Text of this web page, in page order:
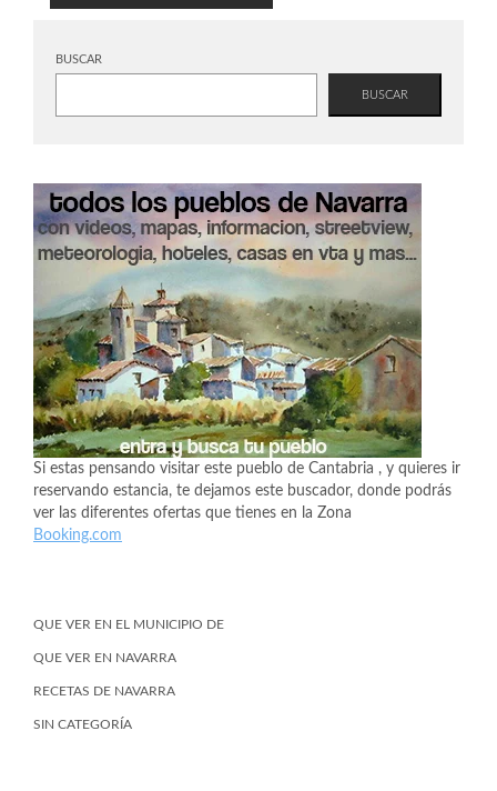
BUSCAR
BUSCAR
Si estas pensando visitar este pueblo de Cantabria , y quieres ir
reservando estancia, te dejamos este buscador, donde podrás
ver las diferentes ofertas que tienes en la Zona
Booking.com
QUE VER EN EL MUNICIPIO DE
QUE VER EN NAVARRA
RECETAS DE NAVARRA
SIN CATEGORÍA